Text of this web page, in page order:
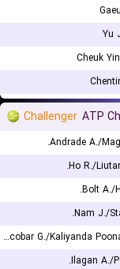
Yu
Cheuk
Challenger ATP
Andrade A./
Ho R./
Bolt A./
Nam J./
Escobar G./Kaliyanda Poonacha N.
Ilagan A./